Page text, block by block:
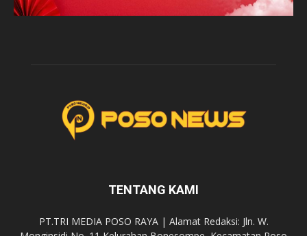
TENTANG KAMI
PT.TRI MEDIA POSO RAYA | Alamat Redaksi: Jln. W.